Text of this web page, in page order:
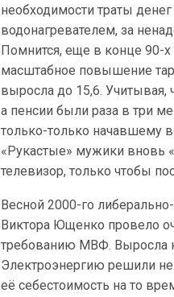
необходимости траты
водонагревателем, за
Помнится, еще в конце 90-х
масштабное повышение
выросла до 15,6. Учитывая,
а пенсии были раза в три
только-только начавшему
«Рукастые» мужики вновь
телевизор, только чтобы
Весной 2000-го
Виктора Ющенко провело
требованию МВФ. Выросла
Электроэнергию решили не
её себестоимость на то